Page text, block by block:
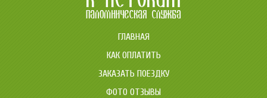
ГЛАВНАЯ
КАК ОПЛАТИТЬ
ЗАКАЗАТЬ ПОЕЗДКУ
ФОТО ОТЗЫВЫ